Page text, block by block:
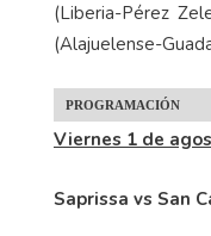
(Liberia-Pérez
(Alajuelense-
PROGRAMACIÓN
Viernes 1 de
Saprissa vs San